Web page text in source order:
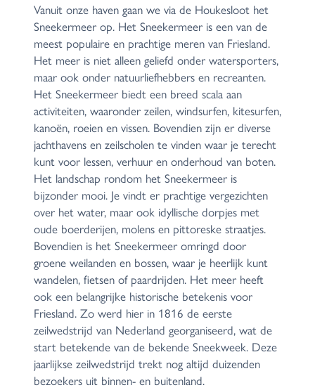
Vanuit onze haven gaan we via de Houkesloot het
Sneekermeer op. Het Sneekermeer is een van de
meest populaire en prachtige meren van Friesland.
Het meer is niet alleen geliefd onder watersporters,
maar ook onder natuurliefhebbers en recreanten.
Het Sneekermeer biedt een breed scala aan
activiteiten, waaronder zeilen, windsurfen, kitesurfen,
kanoën, roeien en vissen. Bovendien zijn er diverse
jachthavens en zeilscholen te vinden waar je terecht
kunt voor lessen, verhuur en onderhoud van boten.
Het landschap rondom het Sneekermeer is
bijzonder mooi. Je vindt er prachtige vergezichten
over het water, maar ook idyllische dorpjes met
oude boerderijen, molens en pittoreske straatjes.
Bovendien is het Sneekermeer omringd door
groene weilanden en bossen, waar je heerlijk kunt
wandelen, fietsen of paardrijden. Het meer heeft
ook een belangrijke historische betekenis voor
Friesland. Zo werd hier in 1816 de eerste
zeilwedstrijd van Nederland georganiseerd, wat de
start betekende van de bekende Sneekweek. Deze
jaarlijkse zeilwedstrijd trekt nog altijd duizenden
bezoekers uit binnen- en buitenland.